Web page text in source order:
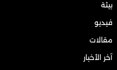
بيئة
فيديو
مقالات
آخر الأخبار